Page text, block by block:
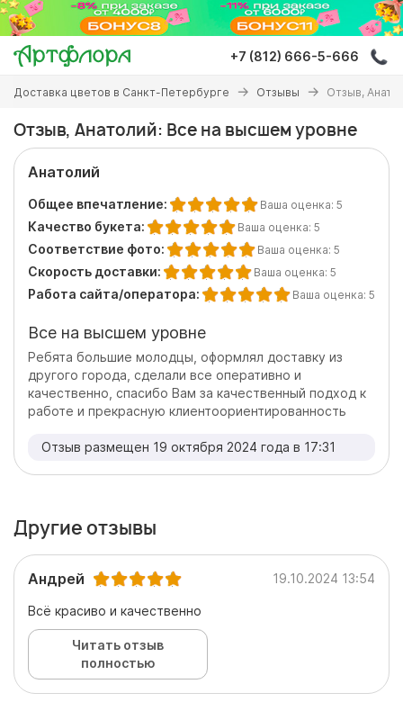
Перейти
основному
содержанию
+7 (812) 666-5-666
Вы
здесь
Доставка цветов в Санкт-Петербурге Отзывы Отзыв,
Отзыв, Анатолий: Все на высшем уровне
Анатолий
Общее впечатление: Ваша оценка: 5
Качество букета: Ваша оценка: 5
Соответствие фото: Ваша оценка: 5
Скорость доставки: Ваша оценка: 5
Работа сайта/оператора: Ваша оценка: 5
Все на высшем уровне
Ребята большие молодцы, оформлял доставку из
другого города, сделали все оперативно и
качественно, спасибо Вам за качественный подход к
работе и прекрасную клиентоориентированность
Отзыв размещен 19 октября 2024 года в 17:31
Другие отзывы
Андрей 19.10.2024 13:54
Всё красиво и качественно
Читать отзыв
полностью